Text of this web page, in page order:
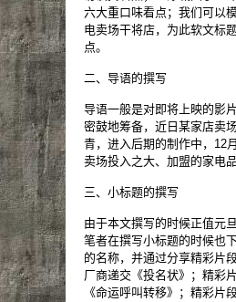
六大重口味看点；我们可以
电卖场干将店，为此软文标
点。
二、导语的撰写
导语一般是对即将上映的影
密鼓地筹备，近日某家店卖
青，进入后期的制作中，12
卖场投入之大、加盟的家电
三、小标题的撰写
由于本文撰写的时候正值元
笔者在撰写小标题的时候也
的名称，并通过分享精彩片
厂商递交《投名状》；精彩
《命运呼叫转移》；精彩片